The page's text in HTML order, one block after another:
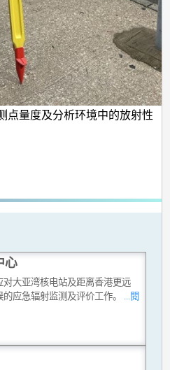
量度及分析环境中的放射性
心
大亚湾核电站及距离香港更远
应急辐射监测及评价工作。
...閱